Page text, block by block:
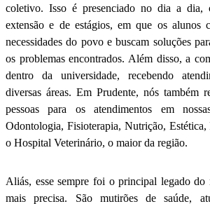
coletivo. Isso é presenciado no dia a dia,
extensão e de estágios, em que os alunos
necessidades do povo e buscam soluções
os problemas encontrados. Além disso, a
dentro da universidade, recebendo
diversas áreas. Em Prudente, nós também
pessoas para os atendimentos em
Odontologia, Fisioterapia, Nutrição,
o Hospital Veterinário, o maior da região.
Aliás, esse sempre foi o principal legado do
mais precisa. São mutirões de saúde,